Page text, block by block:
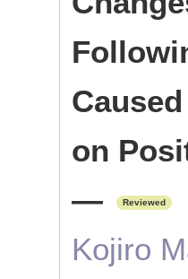
on
―
Reviewed
Kojiro